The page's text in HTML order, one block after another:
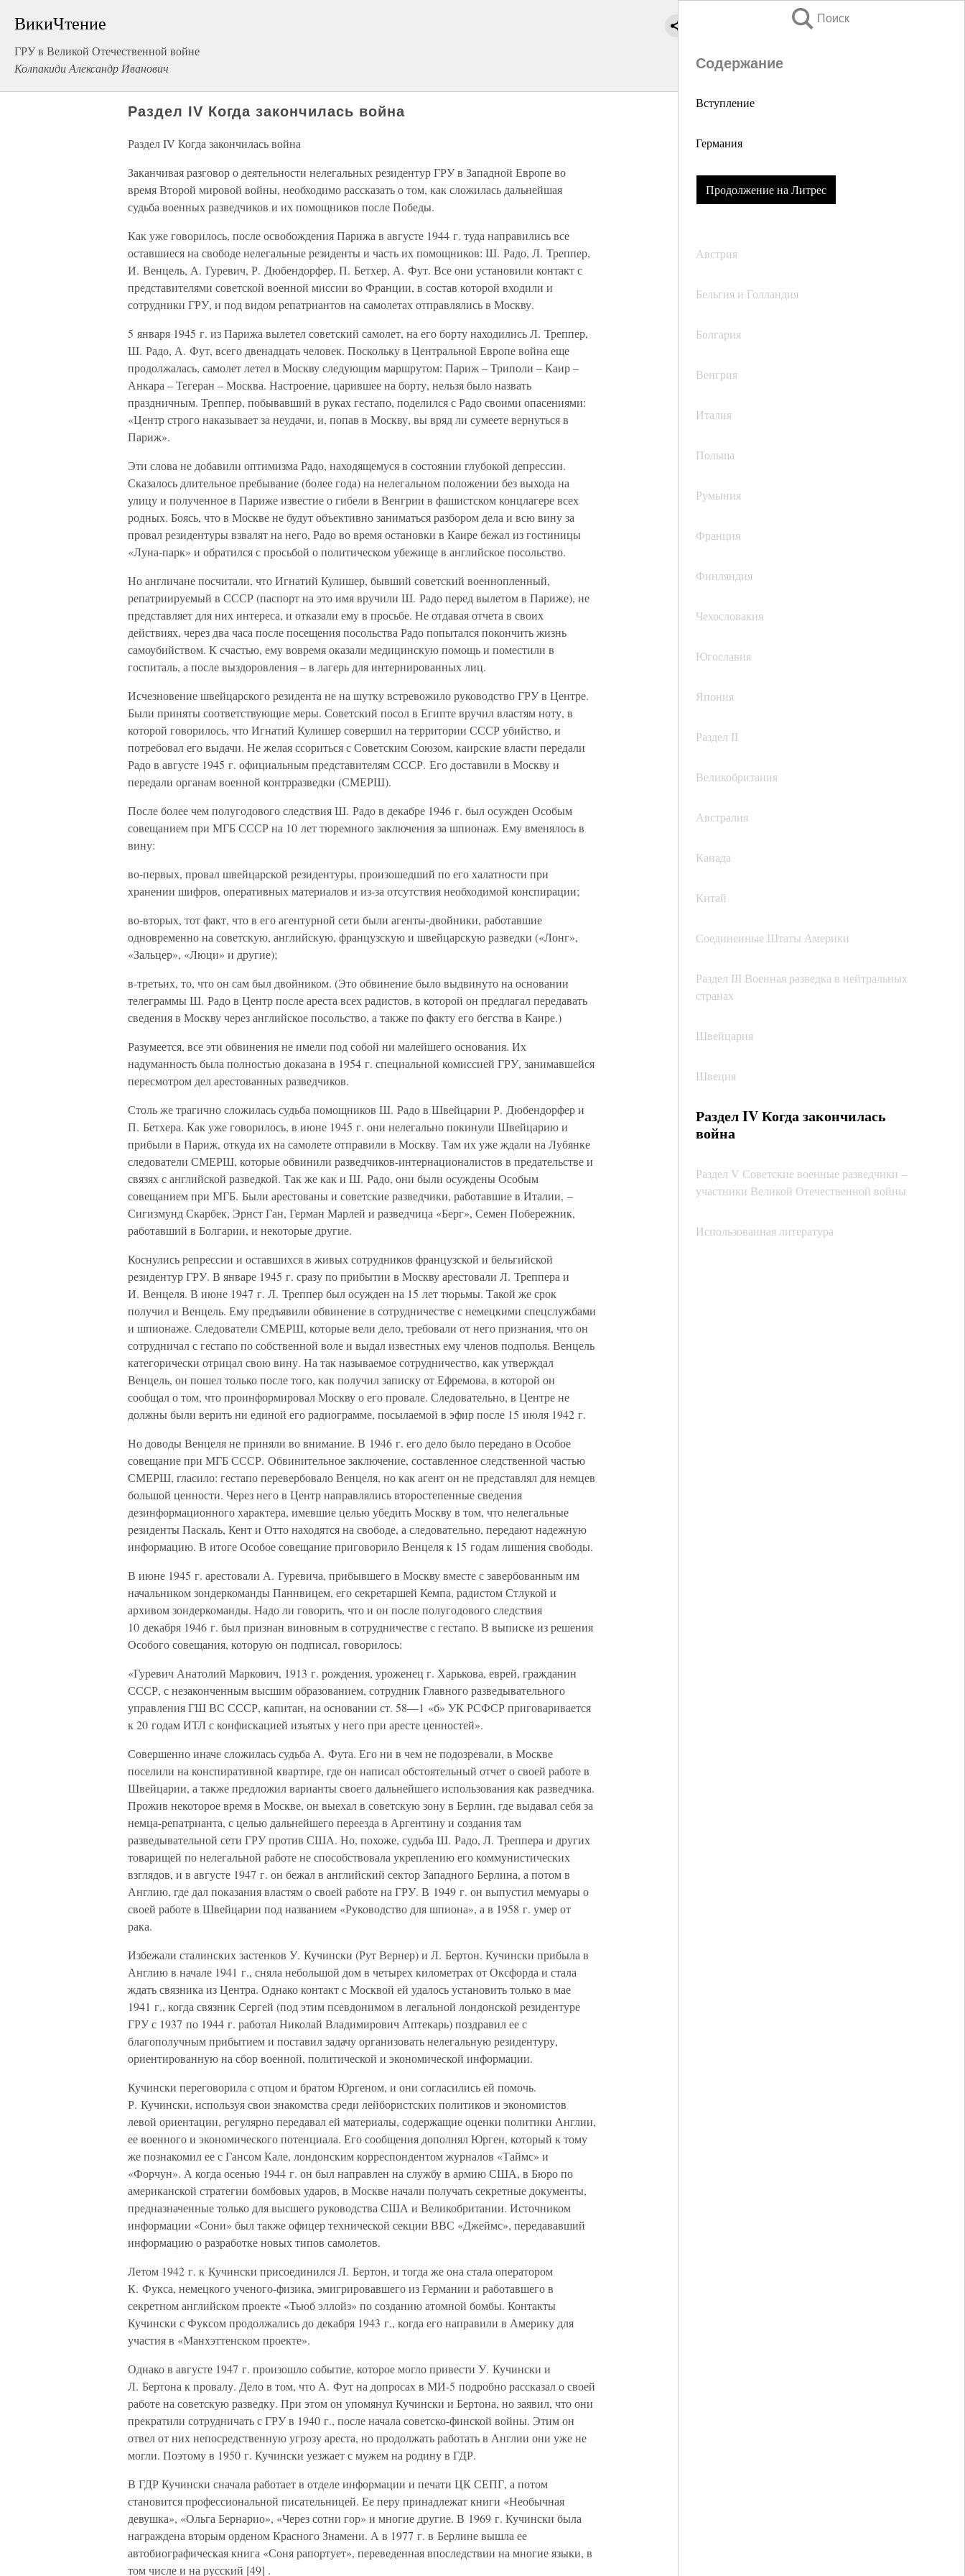
ВикиЧтение
ГРУ в Великой Отечественной войне
Колпакиди Александр Иванович
Поиск
Содержание
Вступление
Германия
Продолжение на Литрес
Австрия
Бельгия и Голландия
Болгария
Венгрия
Италия
Польша
Румыния
Франция
Финляндия
Чехословакия
Югославия
Япония
Раздел II
Великобритания
Австралия
Канада
Китай
Соединенные Штаты Америки
Раздел III Военная разведка в нейтральных
странах
Швейцария
Швеция
Раздел IV Когда закончилась
война
Раздел V Советские военные разведчики –
участники Великой Отечественной войны
Использованная литература
Раздел IV Когда закончилась война
Раздел IV Когда закончилась война
Заканчивая разговор о деятельности нелегальных резидентур ГРУ в Западной Европе во
время Второй мировой войны, необходимо рассказать о том, как сложилась дальнейшая
судьба военных разведчиков и их помощников после Победы.
Как уже говорилось, после освобождения Парижа в августе 1944 г. туда направились все
оставшиеся на свободе нелегальные резиденты и часть их помощников: Ш. Радо, Л. Треппер,
И. Венцель, А. Гуревич, Р. Дюбендорфер, П. Бетхер, А. Фут. Все они установили контакт с
представителями советской военной миссии во Франции, в состав которой входили и
сотрудники ГРУ, и под видом репатриантов на самолетах отправлялись в Москву.
5 января 1945 г. из Парижа вылетел советский самолет, на его борту находились Л. Треппер,
Ш. Радо, А. Фут, всего двенадцать человек. Поскольку в Центральной Европе война еще
продолжалась, самолет летел в Москву следующим маршрутом: Париж – Триполи – Каир –
Анкара – Тегеран – Москва. Настроение, царившее на борту, нельзя было назвать
праздничным. Треппер, побывавший в руках гестапо, поделился с Радо своими опасениями:
«Центр строго наказывает за неудачи, и, попав в Москву, вы вряд ли сумеете вернуться в
Париж».
Эти слова не добавили оптимизма Радо, находящемуся в состоянии глубокой депрессии.
Сказалось длительное пребывание (более года) на нелегальном положении без выхода на
улицу и полученное в Париже известие о гибели в Венгрии в фашистском концлагере всех
родных. Боясь, что в Москве не будут объективно заниматься разбором дела и всю вину за
провал резидентуры взвалят на него, Радо во время остановки в Каире бежал из гостиницы
«Луна-парк» и обратился с просьбой о политическом убежище в английское посольство.
Но англичане посчитали, что Игнатий Кулишер, бывший советский военнопленный,
репатриируемый в СССР (паспорт на это имя вручили Ш. Радо перед вылетом в Париже), не
представляет для них интереса, и отказали ему в просьбе. Не отдавая отчета в своих
действиях, через два часа после посещения посольства Радо попытался покончить жизнь
самоубийством. К счастью, ему вовремя оказали медицинскую помощь и поместили в
госпиталь, а после выздоровления – в лагерь для интернированных лиц.
Исчезновение швейцарского резидента не на шутку встревожило руководство ГРУ в Центре.
Были приняты соответствующие меры. Советский посол в Египте вручил властям ноту, в
которой говорилось, что Игнатий Кулишер совершил на территории СССР убийство, и
потребовал его выдачи. Не желая ссориться с Советским Союзом, каирские власти передали
Радо в августе 1945 г. официальным представителям СССР. Его доставили в Москву и
передали органам военной контрразведки (СМЕРШ).
После более чем полугодового следствия Ш. Радо в декабре 1946 г. был осужден Особым
совещанием при МГБ СССР на 10 лет тюремного заключения за шпионаж. Ему вменялось в
вину:
во-первых, провал швейцарской резидентуры, произошедший по его халатности при
хранении шифров, оперативных материалов и из-за отсутствия необходимой конспирации;
во-вторых, тот факт, что в его агентурной сети были агенты-двойники, работавшие
одновременно на советскую, английскую, французскую и швейцарскую разведки («Лонг»,
«Зальцер», «Люци» и другие);
в-третьих, то, что он сам был двойником. (Это обвинение было выдвинуто на основании
телеграммы Ш. Радо в Центр после ареста всех радистов, в которой он предлагал передавать
сведения в Москву через английское посольство, а также по факту его бегства в Каире.)
Разумеется, все эти обвинения не имели под собой ни малейшего основания. Их
надуманность была полностью доказана в 1954 г. специальной комиссией ГРУ, занимавшейся
пересмотром дел арестованных разведчиков.
Столь же трагично сложилась судьба помощников Ш. Радо в Швейцарии Р. Дюбендорфер и
П. Бетхера. Как уже говорилось, в июне 1945 г. они нелегально покинули Швейцарию и
прибыли в Париж, откуда их на самолете отправили в Москву. Там их уже ждали на Лубянке
следователи СМЕРШ, которые обвинили разведчиков-интернационалистов в предательстве и
связях с английской разведкой. Так же как и Ш. Радо, они были осуждены Особым
совещанием при МГБ. Были арестованы и советские разведчики, работавшие в Италии, –
Сигизмунд Скарбек, Эрнст Ган, Герман Марлей и разведчица «Берг», Семен Побережник,
работавший в Болгарии, и некоторые другие.
Коснулись репрессии и оставшихся в живых сотрудников французской и бельгийской
резидентур ГРУ. В январе 1945 г. сразу по прибытии в Москву арестовали Л. Треппера и
И. Венцеля. В июне 1947 г. Л. Треппер был осужден на 15 лет тюрьмы. Такой же срок
получил и Венцель. Ему предъявили обвинение в сотрудничестве с немецкими спецслужбами
и шпионаже. Следователи СМЕРШ, которые вели дело, требовали от него признания, что он
сотрудничал с гестапо по собственной воле и выдал известных ему членов подполья. Венцель
категорически отрицал свою вину. На так называемое сотрудничество, как утверждал
Венцель, он пошел только после того, как получил записку от Ефремова, в которой он
сообщал о том, что проинформировал Москву о его провале. Следовательно, в Центре не
должны были верить ни единой его радиограмме, посылаемой в эфир после 15 июля 1942 г.
Но доводы Венцеля не приняли во внимание. В 1946 г. его дело было передано в Особое
совещание при МГБ СССР. Обвинительное заключение, составленное следственной частью
СМЕРШ, гласило: гестапо перевербовало Венцеля, но как агент он не представлял для немцев
большой ценности. Через него в Центр направлялись второстепенные сведения
дезинформационного характера, имевшие целью убедить Москву в том, что нелегальные
резиденты Паскаль, Кент и Отто находятся на свободе, а следовательно, передают надежную
информацию. В итоге Особое совещание приговорило Венцеля к 15 годам лишения свободы.
В июне 1945 г. арестовали А. Гуревича, прибывшего в Москву вместе с завербованным им
начальником зондеркоманды Паннвицем, его секретаршей Кемпа, радистом Стлукой и
архивом зондеркоманды. Надо ли говорить, что и он после полугодового следствия
10 декабря 1946 г. был признан виновным в сотрудничестве с гестапо. В выписке из решения
Особого совещания, которую он подписал, говорилось:
«Гуревич Анатолий Маркович, 1913 г. рождения, уроженец г. Харькова, еврей, гражданин
СССР, с незаконченным высшим образованием, сотрудник Главного разведывательного
управления ГШ ВС СССР, капитан, на основании ст. 58—1 «б» УК РСФСР приговаривается
к 20 годам ИТЛ с конфискацией изъятых у него при аресте ценностей».
Совершенно иначе сложилась судьба А. Фута. Его ни в чем не подозревали, в Москве
поселили на конспиративной квартире, где он написал обстоятельный отчет о своей работе в
Швейцарии, а также предложил варианты своего дальнейшего использования как разведчика.
Прожив некоторое время в Москве, он выехал в советскую зону в Берлин, где выдавал себя за
немца-репатрианта, с целью дальнейшего переезда в Аргентину и создания там
разведывательной сети ГРУ против США. Но, похоже, судьба Ш. Радо, Л. Треппера и других
товарищей по нелегальной работе не способствовала укреплению его коммунистических
взглядов, и в августе 1947 г. он бежал в английский сектор Западного Берлина, а потом в
Англию, где дал показания властям о своей работе на ГРУ. В 1949 г. он выпустил мемуары о
своей работе в Швейцарии под названием «Руководство для шпиона», а в 1958 г. умер от
рака.
Избежали сталинских застенков У. Кучински (Рут Вернер) и Л. Бертон. Кучински прибыла в
Англию в начале 1941 г., сняла небольшой дом в четырех километрах от Оксфорда и стала
ждать связника из Центра. Однако контакт с Москвой ей удалось установить только в мае
1941 г., когда связник Сергей (под этим псевдонимом в легальной лондонской резидентуре
ГРУ с 1937 по 1944 г. работал Николай Владимирович Аптекарь) поздравил ее с
благополучным прибытием и поставил задачу организовать нелегальную резидентуру,
ориентированную на сбор военной, политической и экономической информации.
Кучински переговорила с отцом и братом Юргеном, и они согласились ей помочь.
Р. Кучински, используя свои знакомства среди лейбористских политиков и экономистов
левой ориентации, регулярно передавал ей материалы, содержащие оценки политики Англии,
ее военного и экономического потенциала. Его сообщения дополнял Юрген, который к тому
же познакомил ее с Гансом Кале, лондонским корреспондентом журналов «Таймс» и
«Форчун». А когда осенью 1944 г. он был направлен на службу в армию США, в Бюро по
американской стратегии бомбовых ударов, в Москве начали получать секретные документы,
предназначенные только для высшего руководства США и Великобритании. Источником
информации «Сони» был также офицер технической секции ВВС «Джеймс», передававший
информацию о разработке новых типов самолетов.
Летом 1942 г. к Кучински присоединился Л. Бертон, и тогда же она стала оператором
К. Фукса, немецкого ученого-физика, эмигрировавшего из Германии и работавшего в
секретном английском проекте «Тьюб эллойз» по созданию атомной бомбы. Контакты
Кучински с Фуксом продолжались до декабря 1943 г., когда его направили в Америку для
участия в «Манхэттенском проекте».
Однако в августе 1947 г. произошло событие, которое могло привести У. Кучински и
Л. Бертона к провалу. Дело в том, что А. Фут на допросах в МИ-5 подробно рассказал о своей
работе на советскую разведку. При этом он упомянул Кучински и Бертона, но заявил, что они
прекратили сотрудничать с ГРУ в 1940 г., после начала советско-финской войны. Этим он
отвел от них непосредственную угрозу ареста, но продолжать работать в Англии они уже не
могли. Поэтому в 1950 г. Кучински уезжает с мужем на родину в ГДР.
В ГДР Кучински сначала работает в отделе информации и печати ЦК СЕПГ, а потом
становится профессиональной писательницей. Ее перу принадлежат книги «Необычная
девушка», «Ольга Бернарио», «Через сотни гор» и многие другие. В 1969 г. Кучински была
награждена вторым орденом Красного Знамени. А в 1977 г. в Берлине вышла ее
автобиографическая книга «Соня рапортует», переведенная впоследствии на многие языки, в
том числе и на русский [49] .